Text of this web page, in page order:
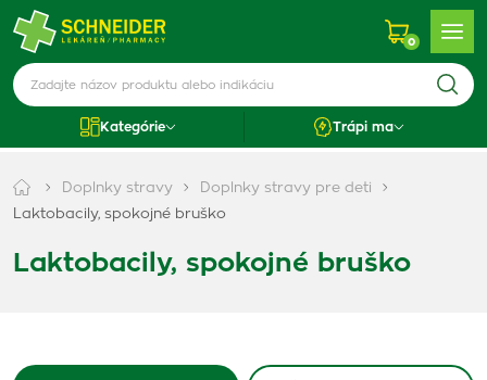
0
Kategórie Trápi ma
Doplnky stravy
Doplnky stravy pre deti
Laktobacily, spokojné bruško
Laktobacily, spokojné bruško